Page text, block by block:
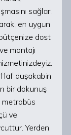
sağlar.
en uygun
dost
montajı
duşakabin
bir dokunuş
metrobüs
ve
Yerden